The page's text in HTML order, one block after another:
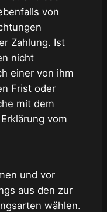
von
Zahlung. Ist
nicht
einer von ihm
Frist oder
mit dem
vom
und vor
aus den zur
wählen.